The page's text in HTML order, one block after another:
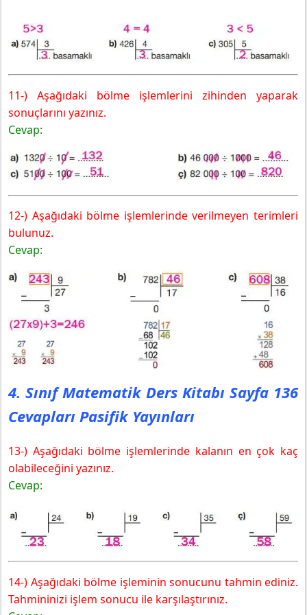
11-) Aşağıdaki bölme işlemlerini zihinden yaparak
sonuçlarını yazınız.
Cevap:
12-) Aşağıdaki bölme işlemlerinde verilmeyen terimleri
bulunuz.
Cevap:
4. Sınıf Matematik Ders Kitabı Sayfa 136
Cevapları Pasifik Yayınları
13-) Aşağıdaki bölme işlemlerinde kalanın en çok kaç
olabileceğini yazınız.
Cevap:
14-) Aşağıdaki bölme işleminin sonucunu tahmin ediniz.
Tahmininizi işlem sonucu ile karşılaştırınız.